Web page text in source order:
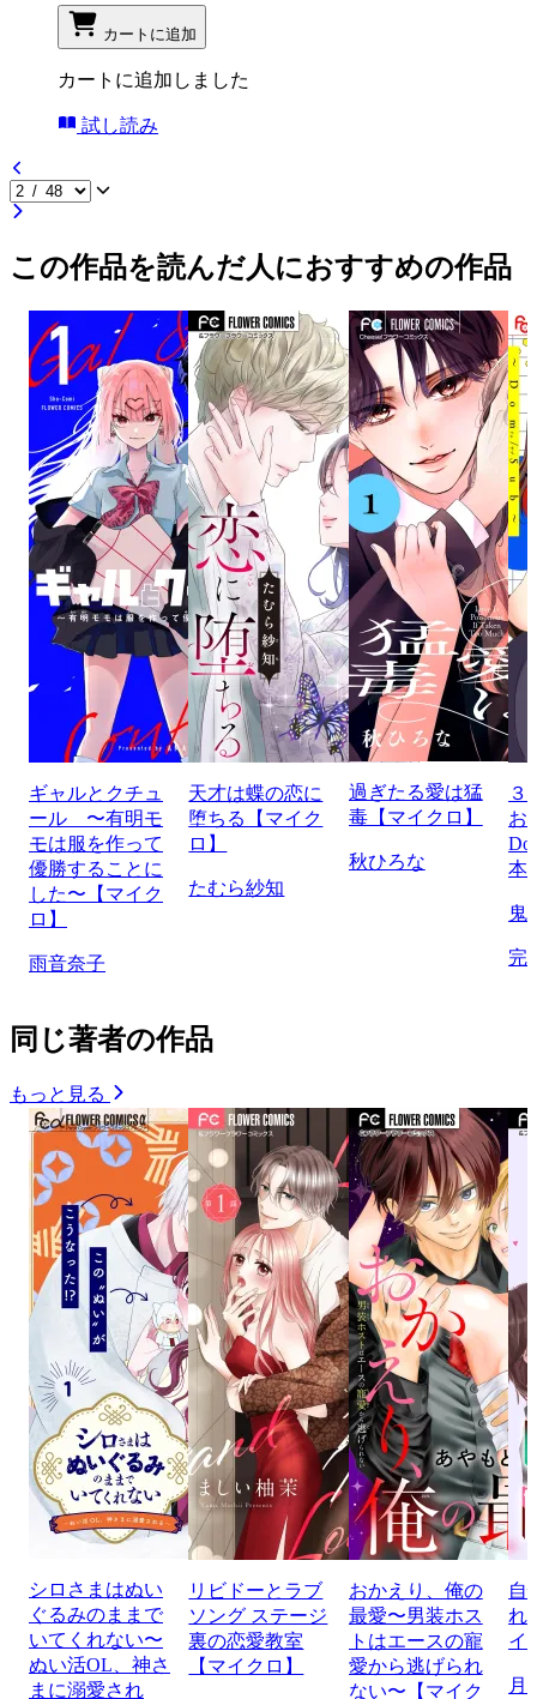
カートに追加
カートに追加しました
試し読み
この作品を読んだ人におすすめの作品
ギャルとクチュ
ール 〜有明モ
モは服を作って
優勝することに
した〜【マイク
ロ】
雨音奈子
天才は蝶の恋に
堕ちる【マイク
ロ】
たむら紗知
過ぎたる愛は猛
毒【マイクロ】
秋ひろな
３
お
本
鬼
完
同じ著者の作品
もっと見る
シロさまはぬい
ぐるみのままで
いてくれない〜
ぬい活OL、神さ
まに溺愛され
リビドーとラブ
ソング ステージ
裏の恋愛教室
【マイクロ】
おかえり、俺の
最愛〜男装ホス
トはエースの寵
愛から逃げられ
ない〜【マイク
自
れ
イ
月